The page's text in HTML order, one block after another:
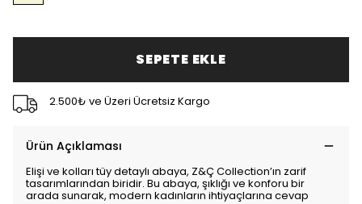
SEPETE EKLE
2.500₺ ve Üzeri Ücretsiz Kargo
Ürün Açıklaması
Elişi ve kolları tüy detaylı abaya, Z&Ç Collection’ın zarif
tasarımlarından biridir. Bu abaya, şıklığı ve konforu bir
arada sunarak, modern kadınların ihtiyaçlarına cevap